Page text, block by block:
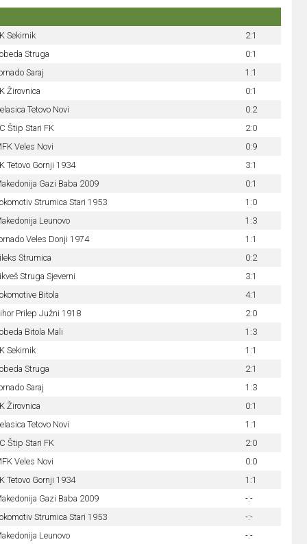
Sekirnik
2:1
Struga
0:1
Saraj
1:1
Žirovnica
0:1
Tetovo Novi
0:2
Štip Stari FK
2:0
Veles Novi
0:9
Tetovo Gornji 1934
3:1
Gazi Baba 2009
0:1
Strumica Stari 1953
1:0
Leunovo
1:3
Veles Donji 1974
1:1
Strumica
0:2
Struga Sjeverni
3:1
Bitola
4:1
Prilep Južni 1918
2:0
Bitola Mali
1:3
Sekirnik
1:1
Struga
2:1
Saraj
1:3
Žirovnica
0:1
Tetovo Novi
1:1
Štip Stari FK
2:0
Veles Novi
0:0
Tetovo Gornji 1934
1:1
Gazi Baba 2009
-:-
Strumica Stari 1953
-:-
Leunovo -:-